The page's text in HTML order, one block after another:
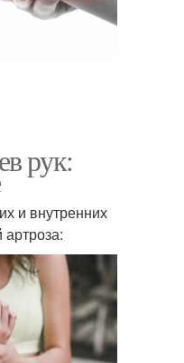
рук:
и внутренних